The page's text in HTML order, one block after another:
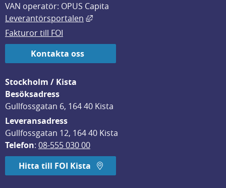
VAN operatör: OPUS Capita
Leverantörsportalen
Länk till annan webbplats, öppnas
Fakturor till FOI
Kontakta oss
Stockholm / Kista
Besöksadress
Gullfossgatan 6, 164 40 Kista
Leveransadress
Gullfossgatan 12, 164 40 Kista
Telefon: 08-555 030 00
Hitta till FOI Kista